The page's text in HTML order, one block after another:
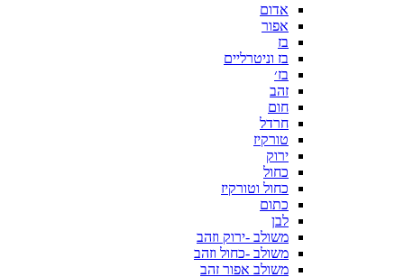
אדום
אפור
בז
בז וניטרליים
בז׳
זהב
חום
חרדל
טורקיז
ירוק
כחול
כחול וטורקיז
כתום
לבן
משולב -ירוק וזהב
משולב -כחול וזהב
משולב אפור זהב